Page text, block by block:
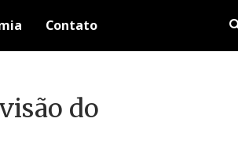
Contato
do